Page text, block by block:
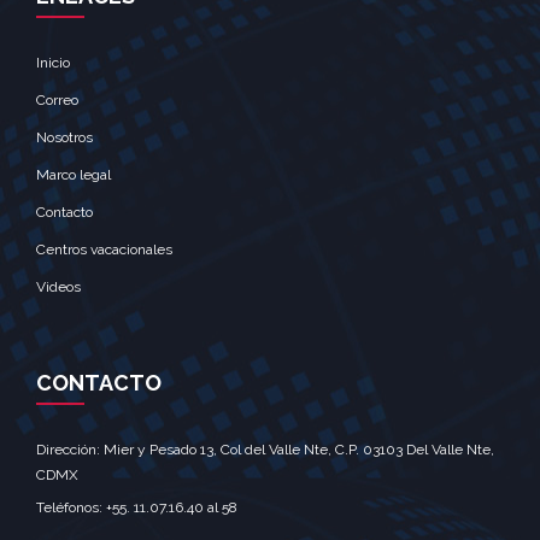
Inicio
Correo
Nosotros
Marco legal
Contacto
Centros vacacionales
Videos
CONTACTO
Dirección: Mier y Pesado 13, Col del Valle Nte, C.P. 03103 Del Valle Nte,
CDMX‎
Teléfonos: +55. 11.07.16.40 al 58‎